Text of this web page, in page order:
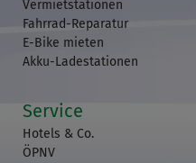
Vermietstationen
Fahrrad-Reparatur
E-Bike mieten
Akku-Ladestationen
Service
Hotels & Co.
ÖPNV